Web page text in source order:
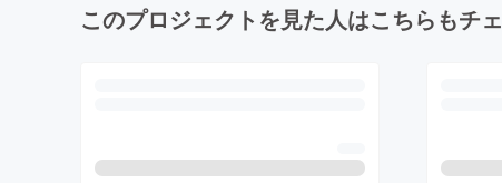
このプロジェクトを見た人はこちらもチ